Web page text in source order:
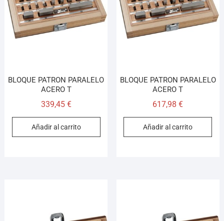
BLOQUE PATRON PARALELO
ACERO T
339,45 €
Añadir al carrito
BLOQUE PATRON PARALELO
ACERO T
617,98€
Añadir al carrito